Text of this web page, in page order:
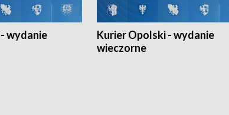
wydanie
Kurier Opolski - wydanie
wieczorne